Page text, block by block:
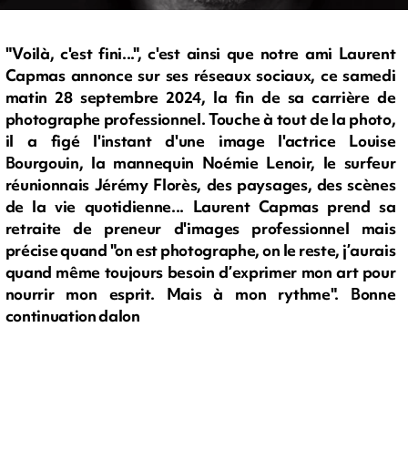
"Voilà, c'est fini...", c'est ainsi que notre ami Laurent
Capmas annonce sur ses réseaux sociaux, ce samedi
matin 28 septembre 2024, la fin de sa carrière de
photographe professionnel. Touche à tout de la photo,
il a figé l'instant d'une image l'actrice Louise
Bourgouin, la mannequin Noémie Lenoir, le surfeur
réunionnais Jérémy Florès, des paysages, des scènes
de la vie quotidienne... Laurent Capmas prend sa
retraite de preneur d'images professionnel mais
précise quand "on est photographe, on le reste, j’aurais
quand même toujours besoin d’exprimer mon art pour
nourrir mon esprit. Mais à mon rythme". Bonne
continuation dalon